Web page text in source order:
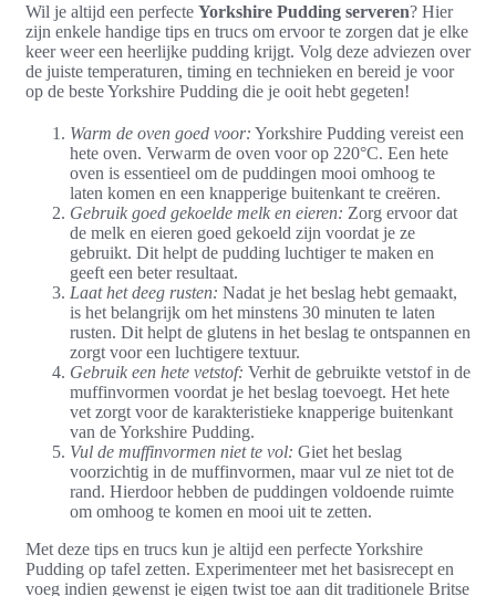
Wil je altijd een perfecte Yorkshire Pudding serveren? Hier
zijn enkele handige tips en trucs om ervoor te zorgen dat je elke
keer weer een heerlijke pudding krijgt. Volg deze adviezen over
de juiste temperaturen, timing en technieken en bereid je voor
op de beste Yorkshire Pudding die je ooit hebt gegeten!
Warm de oven goed voor: Yorkshire Pudding vereist een
hete oven. Verwarm de oven voor op 220°C. Een hete
oven is essentieel om de puddingen mooi omhoog te
laten komen en een knapperige buitenkant te creëren.
Gebruik goed gekoelde melk en eieren: Zorg ervoor dat
de melk en eieren goed gekoeld zijn voordat je ze
gebruikt. Dit helpt de pudding luchtiger te maken en
geeft een beter resultaat.
Laat het deeg rusten: Nadat je het beslag hebt gemaakt,
is het belangrijk om het minstens 30 minuten te laten
rusten. Dit helpt de glutens in het beslag te ontspannen en
zorgt voor een luchtigere textuur.
Gebruik een hete vetstof: Verhit de gebruikte vetstof in de
muffinvormen voordat je het beslag toevoegt. Het hete
vet zorgt voor de karakteristieke knapperige buitenkant
van de Yorkshire Pudding.
Vul de muffinvormen niet te vol: Giet het beslag
voorzichtig in de muffinvormen, maar vul ze niet tot de
rand. Hierdoor hebben de puddingen voldoende ruimte
om omhoog te komen en mooi uit te zetten.
Met deze tips en trucs kun je altijd een perfecte Yorkshire
Pudding op tafel zetten. Experimenteer met het basisrecept en
voeg indien gewenst je eigen twist toe aan dit traditionele Britse